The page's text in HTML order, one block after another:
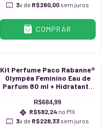
3x de R$260,00 sem juros
COMPRAR
Kit Perfume Paco Rabanne®
Olympéa Feminino Eau de
Parfum 80 ml + Hidratante
R$684,99
R$582,24 no PIX
3x de R$228,33 sem juros